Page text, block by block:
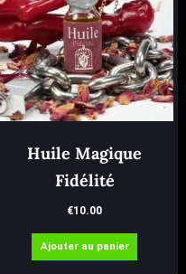
Huile Magique
Fidélité
€10.00
Ajouter au panier